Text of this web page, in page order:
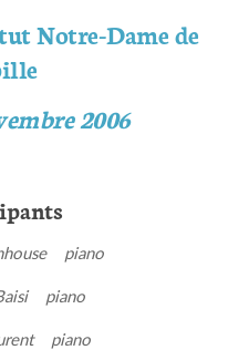
Notre-Dame de
2006
piano
piano
piano